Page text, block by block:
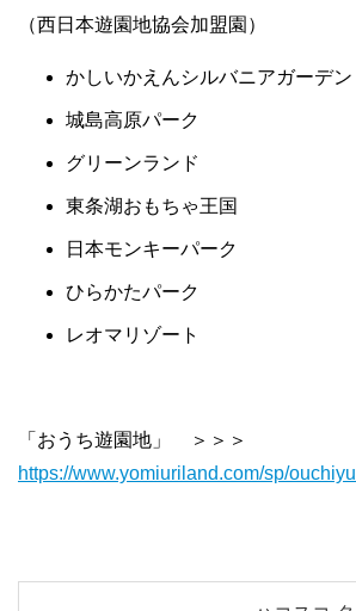
（西日本遊園地協会加盟園）
かしいかえんシルバニアガーデン
城島高原パーク
グリーンランド
東条湖おもちゃ王国
日本モンキーパーク
ひらかたパーク
レオマリゾート
「おうち遊園地」 ＞＞＞
https://www.yomiuriland.com/sp/